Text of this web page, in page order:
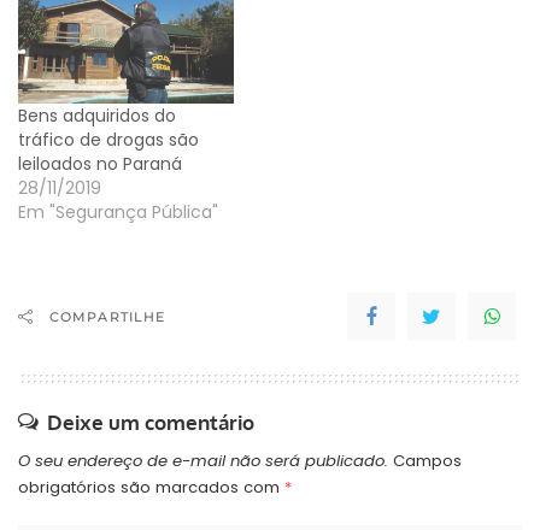
Bens adquiridos do
tráfico de drogas são
leiloados no Paraná
28/11/2019
Em "Segurança Pública"
COMPARTILHE
Deixe um comentário
O seu endereço de e-mail não será publicado. Campos
obrigatórios são marcados com *